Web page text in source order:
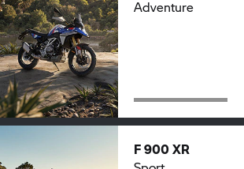
Adventure
F 900 XR